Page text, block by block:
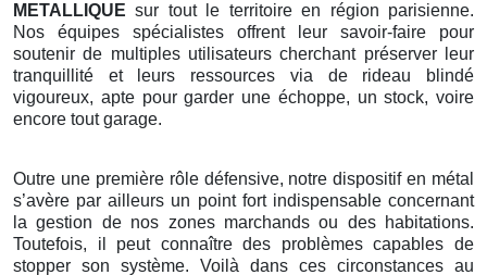
METALLIQUE sur tout le territoire en région parisienne.
Nos équipes spécialistes offrent leur savoir-faire pour
soutenir de multiples utilisateurs cherchant préserver leur
tranquillité et leurs ressources via de rideau blindé
vigoureux, apte pour garder une échoppe, un stock, voire
encore tout garage.
Outre une première rôle défensive, notre dispositif en métal
s’avère par ailleurs un point fort indispensable concernant
la gestion de nos zones marchands ou des habitations.
Toutefois, il peut connaître des problèmes capables de
stopper son système. Voilà dans ces circonstances au